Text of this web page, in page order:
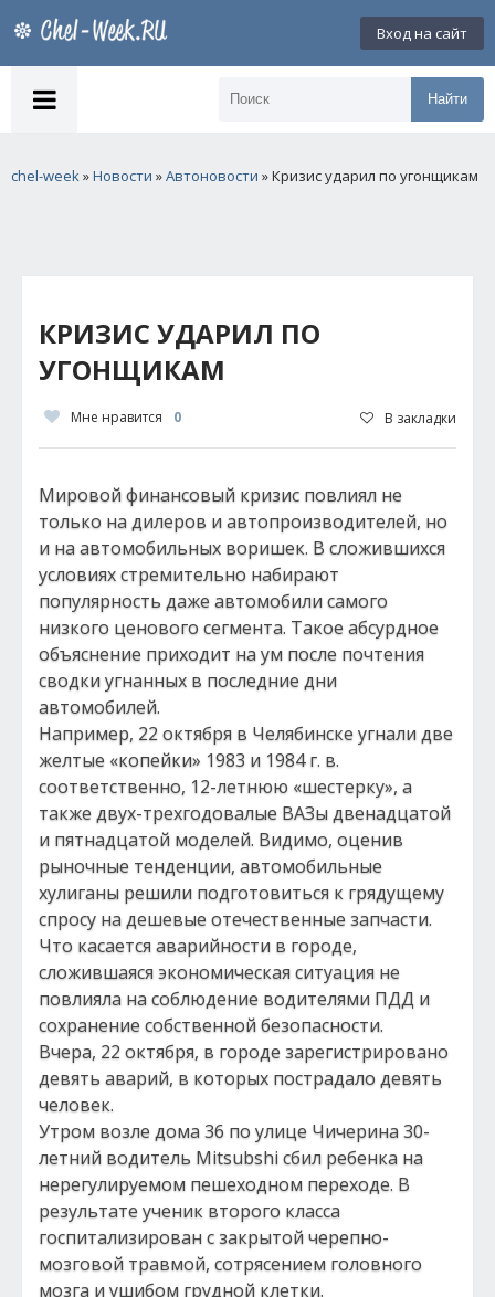
Вход на сайт
Найти
chel-week»Новости »Автоновости » Кризис ударил по угонщикам
КРИЗИС УДАРИЛ ПО
УГОНЩИКАМ
Мне нравится 0 В закладки
Мировой финансовый кризис повлиял не
только на дилеров и автопроизводителей, но
и на автомобильных воришек. В сложившихся
условиях стремительно набирают
популярность даже автомобили самого
низкого ценового сегмента. Такое абсурдное
объяснение приходит на ум после почтения
сводки угнанных в последние дни
автомобилей.
Например, 22 октября в Челябинске угнали две
желтые «копейки» 1983 и 1984 г. в.
соответственно, 12-летнюю «шестерку», а
также двух-трехгодовалые ВАЗы двенадцатой
и пятнадцатой моделей. Видимо, оценив
рыночные тенденции, автомобильные
хулиганы решили подготовиться к грядущему
спросу на дешевые отечественные запчасти.
Что касается аварийности в городе,
сложившаяся экономическая ситуация не
повлияла на соблюдение водителями ПДД и
сохранение собственной безопасности.
Вчера, 22 октября, в городе зарегистрировано
девять аварий, в которых пострадало девять
человек.
Утром возле дома 36 по улице Чичерина 30-
летний водитель Mitsubshi сбил ребенка на
нерегулируемом пешеходном переходе. В
результате ученик второго класса
госпитализирован с закрытой черепно-
мозговой травмой, сотрясением головного
мозга и ушибом грудной клетки.